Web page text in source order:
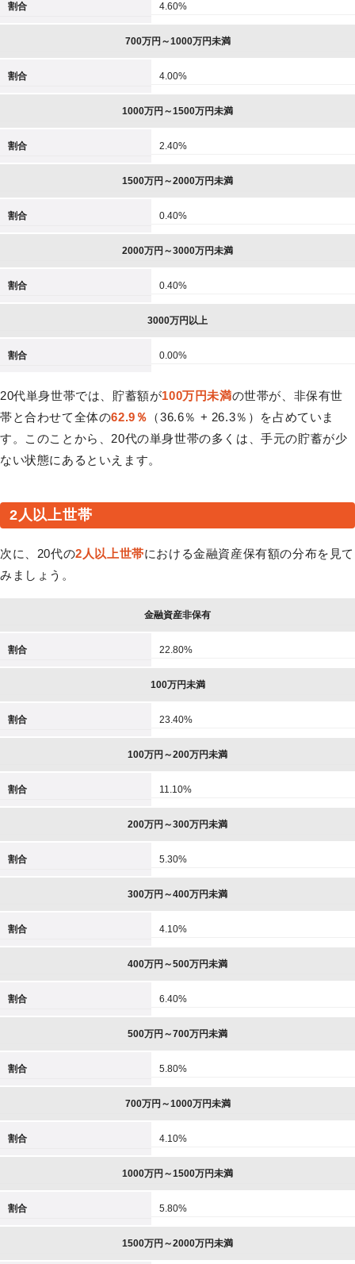
割合 4.60%
700万円～1000万円未満
割合 4.00%
1000万円～1500万円未満
割合 2.40%
1500万円～2000万円未満
割合 0.40%
2000万円～3000万円未満
割合 0.40%
3000万円以上
割合 0.00%
20代単身世帯では、貯蓄額が100万円未満の世帯が、非保有世
帯と合わせて全体の62.9％ （36.6％ + 26.3％）を占めていま
す。このことから、20代の単身世帯の多くは、手元の貯蓄が少
ない状態にあるといえます。
2人以上世帯
次に、20代の2人以上世帯における金融資産保有額の分布を見て
みましょう。
金融資産非保有
割合 22.80%
100万円未満
割合 23.40%
100万円～200万円未満
割合 11.10%
200万円～300万円未満
割合 5.30%
300万円～400万円未満
割合 4.10%
400万円～500万円未満
割合 6.40%
500万円～700万円未満
割合 5.80%
700万円～1000万円未満
割合 4.10%
1000万円～1500万円未満
割合 5.80%
1500万円～2000万円未満